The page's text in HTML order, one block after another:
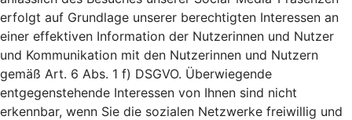
erfolgt auf Grundlage unserer berechtigten Interessen an
einer effektiven Information der Nutzerinnen und Nutzer
und Kommunikation mit den Nutzerinnen und Nutzern
gemäß Art. 6 Abs. 1 f) DSGVO. Überwiegende
entgegenstehende Interessen von Ihnen sind nicht
erkennbar, wenn Sie die sozialen Netzwerke freiwillig und